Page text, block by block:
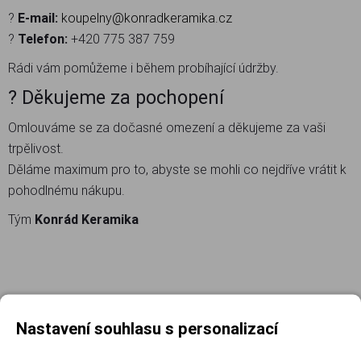
? E-mail: koupelny@konradkeramika.cz
? Telefon: +420 775 387 759
Rádi vám pomůžeme i během probíhající údržby.
? Děkujeme za pochopení
Omlouváme se za dočasné omezení a děkujeme za vaši
trpělivost.
Děláme maximum pro to, abyste se mohli co nejdříve vrátit k
pohodlnému nákupu.
Tým Konrád Keramika
Nastavení souhlasu s personalizací